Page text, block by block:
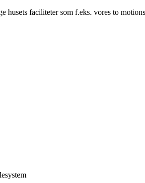
husets faciliteter som f.eks. vores to